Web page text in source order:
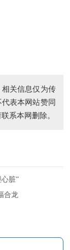
相关信息仅为传
表本网站赞同
系本网删除。
脏”
合龙